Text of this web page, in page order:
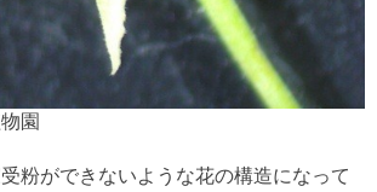
園
粉ができないような花の構造になって